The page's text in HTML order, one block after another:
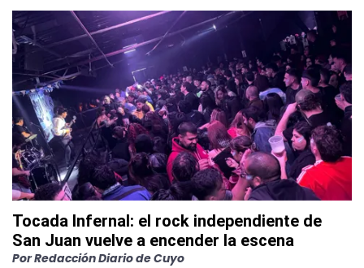
Tocada Infernal: el rock independiente de
San Juan vuelve a encender la escena
PorRedacción Diario de Cuyo